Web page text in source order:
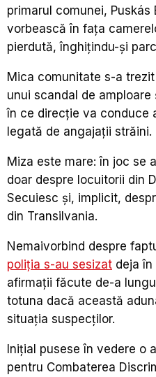
primarul comunei, Puskás
vorbească în faţa
pierdută, înghiţindu-şi
Mica comunitate s-a
unui scandal de
în ce direcţie va conduce
legată de angajaţii străini.
Miza este mare: în joc se
doar despre locuitorii din
Secuiesc şi, implicit,
din Transilvania.
Nemaivorbind despre
poliţia s-au sesizat deja
afirmaţii făcute de-a
totuna dacă această
situaţia suspecţilor.
Iniţial pusese în vedere o
pentru Combaterea